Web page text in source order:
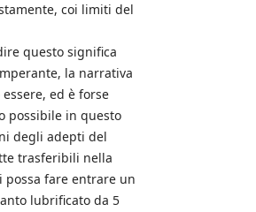
coi limiti del
questo significa
la narrativa
ed è forse
possibile in questo
degli adepti del
trasferibili nella
possa fare entrare un
lubrificato da 5